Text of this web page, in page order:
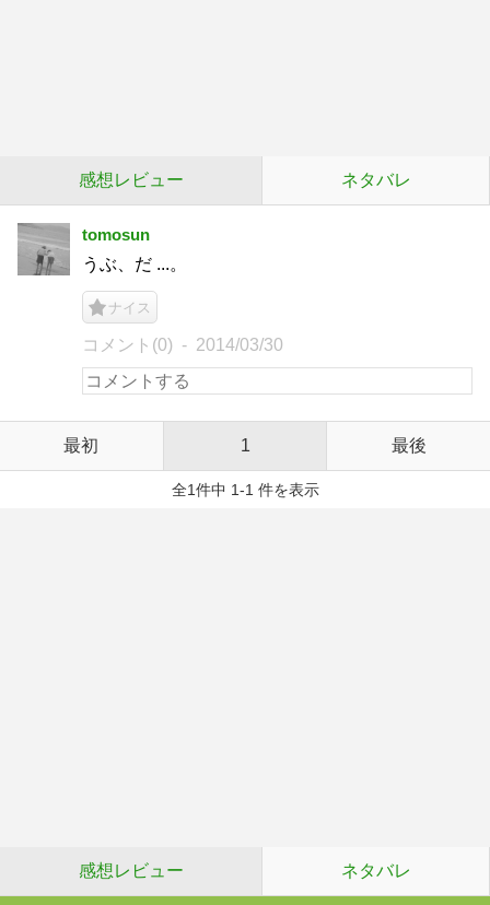
感想レビュー ネタバレ
tomosun
うぶ、だ ...。
ナイス
コメント(0) 2014/03/30
最初 1 最後
全1件中 1-1 件を表示
感想レビュー ネタバレ